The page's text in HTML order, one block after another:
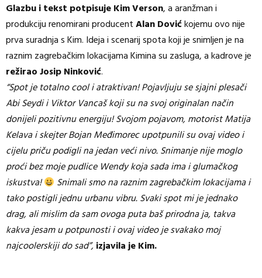
Glazbu i tekst potpisuje Kim Verson, a aranžman i
produkciju renomirani producentAlan Dovićkojemu ovo nije
prva suradnja s Kim. Ideja i scenarij spota koji je snimljen je na
raznim zagrebačkim lokacijama Kimina su zasluga, a kadrove je
režirao Josip Ninković.
“Spot je totalno cool i atraktivan! Pojavljuju se sjajni plesači
Abi Seydi i Viktor Vancaš koji su na svoj originalan način
donijeli pozitivnu energiju! Svojom pojavom, motorist Matija
Kelava i skejter Bojan Međimorec upotpunili su ovaj video i
cijelu priču podigli na jedan veći nivo. Snimanje nije moglo
proći bez moje pudlice Wendy koja sada ima i glumačkog
iskustva!
Snimali smo na raznim zagrebačkim lokacijama i
tako postigli jednu urbanu vibru. Svaki spot mi je jednako
drag, ali mislim da sam ovoga puta baš prirodna ja, takva
kakva jesam u potpunosti i ovaj video je svakako moj
najcoolerskiji do sad”,izjavila je Kim.